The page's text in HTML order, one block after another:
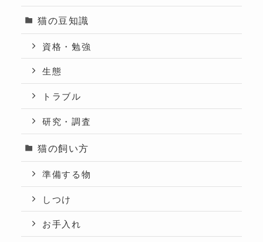
猫の豆知識
資格・勉強
生態
トラブル
研究・調査
猫の飼い方
準備する物
しつけ
お手入れ